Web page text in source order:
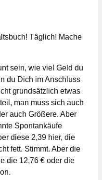
Täglich! Mache
sein, wie viel Geld du
du Dich im Anschluss
grundsätzlich etwas
man muss sich auch
auch Größere. Aber
Spontankäufe
diese 2,39 hier, die
fett. Stimmt. Aber die
die 12,76 € oder die